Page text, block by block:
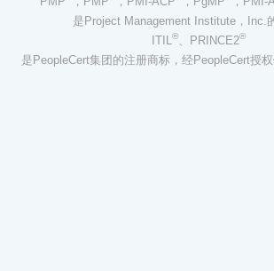
是Project Management Institute，Inc.
ITIL®、PRINCE2®
是PeopleCert集团的注册商标，经PeopleCert授